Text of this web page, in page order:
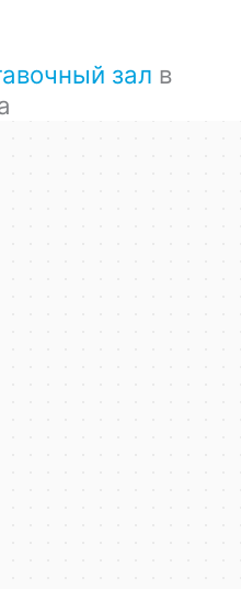
зал в